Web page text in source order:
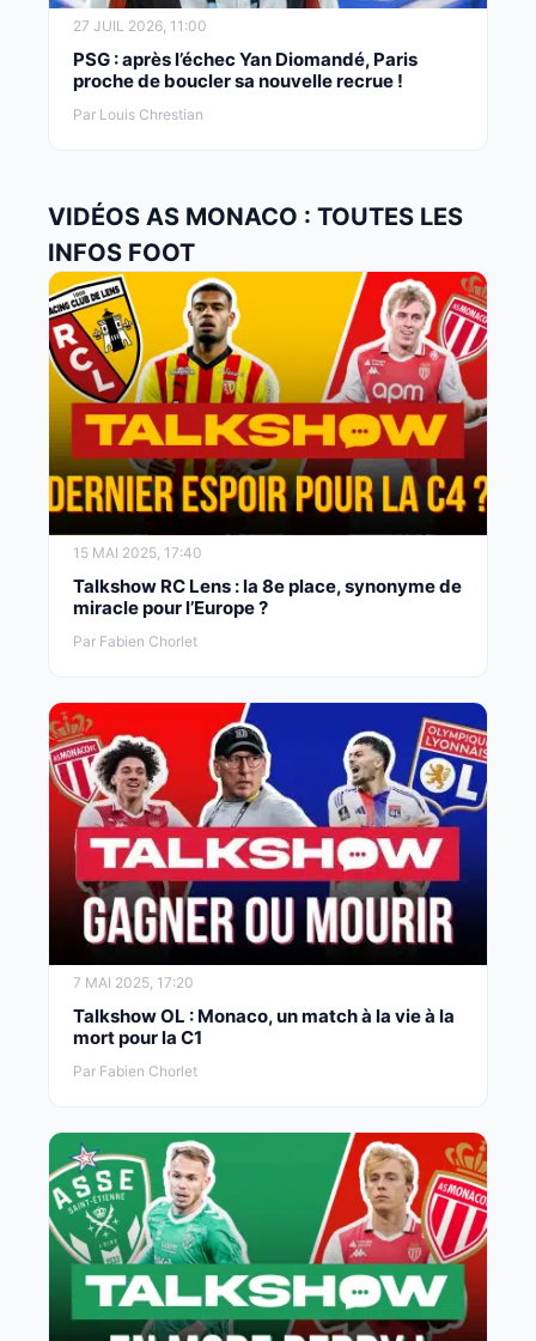
27 JUIL 2026, 11:00
PSG : après l’échec Yan Diomandé, Paris
proche de boucler sa nouvelle recrue !
Par Louis Chrestian
VIDÉOS AS MONACO : TOUTES LES
INFOS FOOT
15 MAI 2025, 17:40
Talkshow RC Lens : la 8e place, synonyme de
miracle pour l’Europe ?
Par Fabien Chorlet
7 MAI 2025, 17:20
Talkshow OL : Monaco, un match à la vie à la
mort pour la C1
Par Fabien Chorlet